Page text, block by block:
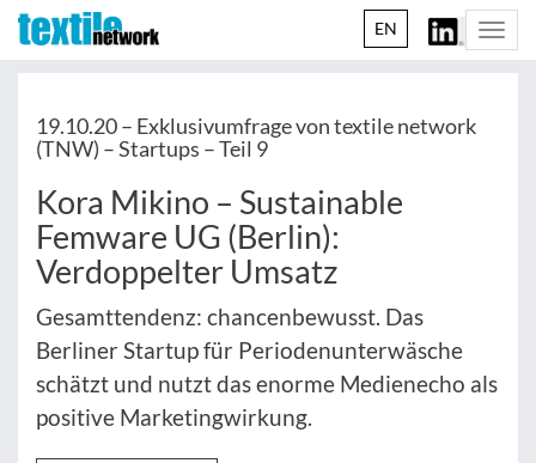
EN
19.10.20 – Exklusivumfrage von textile network
(TNW) – Startups – Teil 9
Kora Mikino – Sustainable
Femware UG (Berlin):
Verdoppelter Umsatz
Gesamttendenz: chancenbewusst. Das
Berliner Startup für Periodenunterwäsche
schätzt und nutzt das enorme Medienecho als
positive Marketingwirkung.